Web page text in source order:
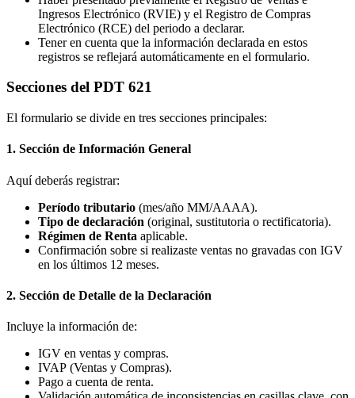
Ingresos Electrónico (RVIE) y el Registro de Compras
Electrónico (RCE) del periodo a declarar.
Tener en cuenta que la información declarada en estos
registros se reflejará automáticamente en el formulario.
Secciones del PDT 621
El formulario se divide en tres secciones principales:
1. Sección de Información General
Aquí deberás registrar:
Período tributario (mes/año MM/AAAA).
Tipo de declaración (original, sustitutoria o rectificatoria).
Régimen de Renta aplicable.
Confirmación sobre si realizaste ventas no gravadas con IGV
en los últimos 12 meses.
2. Sección de Detalle de la Declaración
Incluye la información de:
IGV en ventas y compras.
IVAP (Ventas y Compras).
Pago a cuenta de renta.